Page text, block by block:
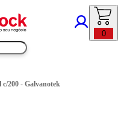
0
200 - Galvanotek